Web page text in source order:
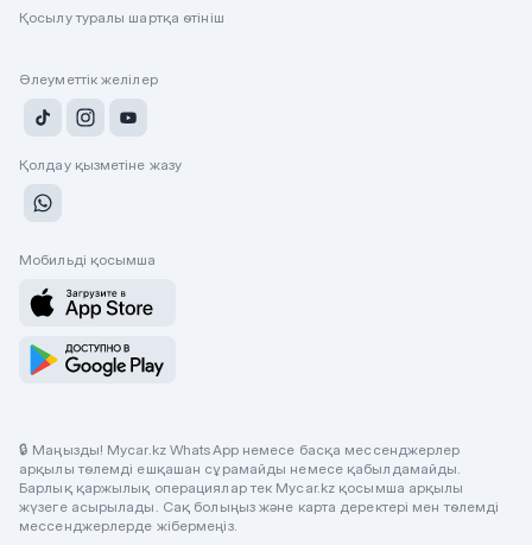
Қосылу туралы шартқа өтініш
Әлеуметтік желілер
Қолдау қызметіне жазу
Мобильді қосымша
🔒 Маңызды! Mycar.kz WhatsApp немесе басқа мессенджерлер
арқылы төлемді ешқашан сұрамайды немесе қабылдамайды.
Барлық қаржылық операциялар тек Mycar.kz қосымша арқылы
жүзеге асырылады. Сақ болыңыз және карта деректері мен төлемді
мессенджерлерде жібермеңіз.